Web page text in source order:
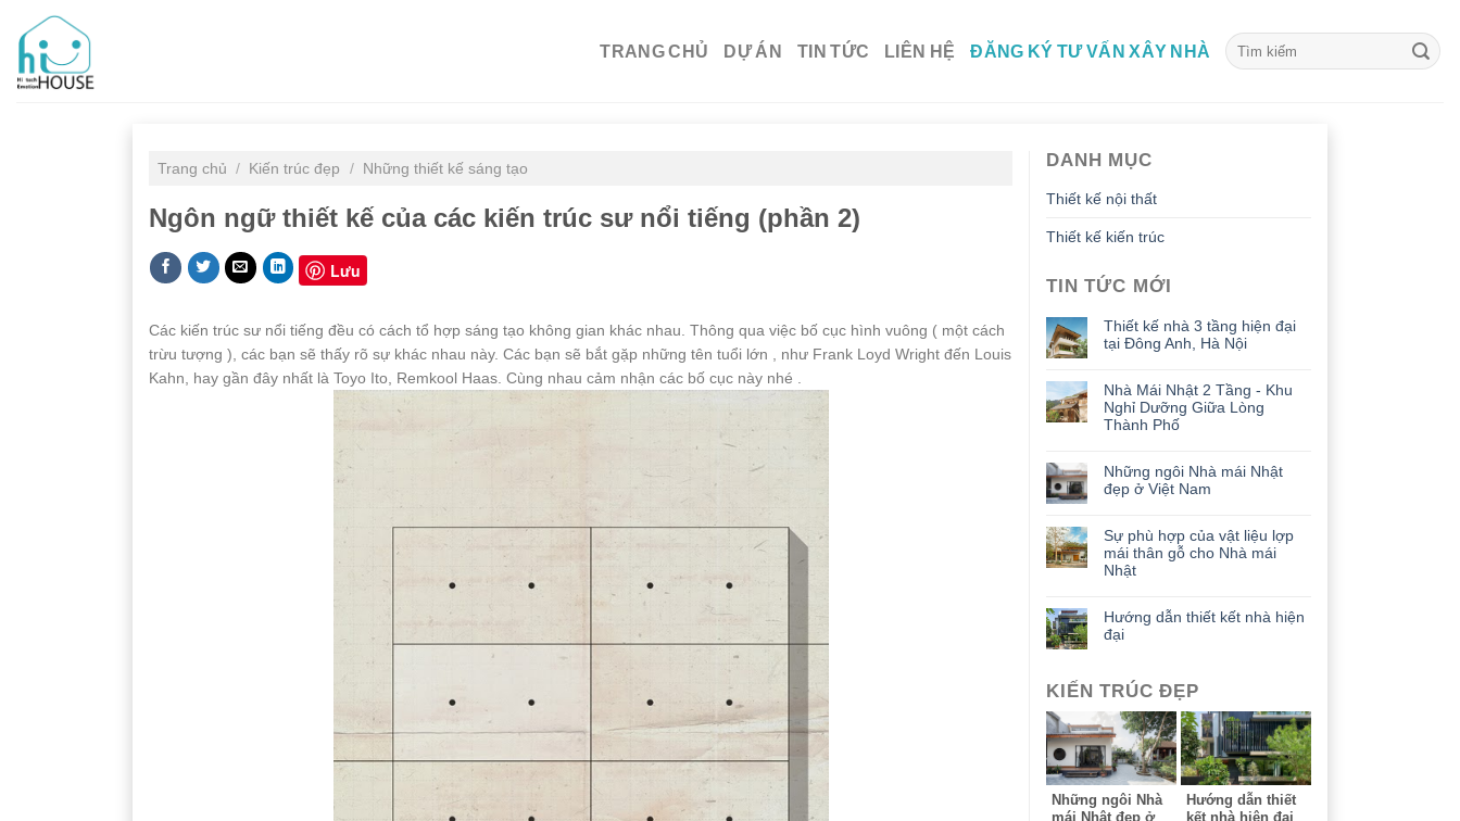
content
TRANG CHỦ DỰ ÁN TIN TỨC LIÊN HỆ ĐĂNG KÝ TƯ VẤN XÂY NHÀ
Trang chủ / Kiến trúc đẹp / Những thiết kế sáng tạo
Ngôn ngữ thiết kế của các kiến trúc sư nổi tiếng (phần 2)
Lưu
Các kiến trúc sư nổi tiếng đều có cách tổ hợp sáng tạo không gian khác nhau. Thông qua việc bố cục hình vuông ( một cách
trừu tượng ), các bạn sẽ thấy rõ sự khác nhau này. Các bạn sẽ bắt gặp những tên tuổi lớn , như Frank Loyd Wright đến Louis
Kahn, hay gần đây nhất là Toyo Ito, Remkool Haas. Cùng nhau cảm nhận các bố cục này nhé .
DANH MỤC
Thiết kế nội thất
Thiết kế kiến trúc
TIN TỨC MỚI
Thiết kế nhà 3 tầng hiện đại
tại Đông Anh, Hà Nội
Nhà Mái Nhật 2 Tầng - Khu
Nghỉ Dưỡng Giữa Lòng
Thành Phố
Những ngôi Nhà mái Nhật
đẹp ở Việt Nam
Sự phù hợp của vật liệu lợp
mái thân gỗ cho Nhà mái
Nhật
Hướng dẫn thiết kết nhà hiện
đại
KIẾN TRÚC ĐẸP
Những ngôi Nhà
mái Nhật đẹp ở
Hướng dẫn thiết
kết nhà hiện đại